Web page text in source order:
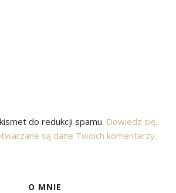
do redukcji spamu. Dowiedz się,
są dane Twoich komentarzy.
O MNIE